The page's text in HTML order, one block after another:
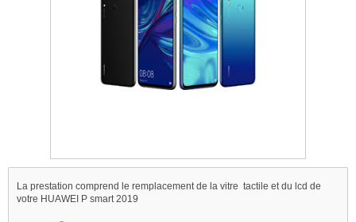
La prestation comprend le remplacement de la vitre tactile et du lcd de
votre HUAWEI P smart 2019